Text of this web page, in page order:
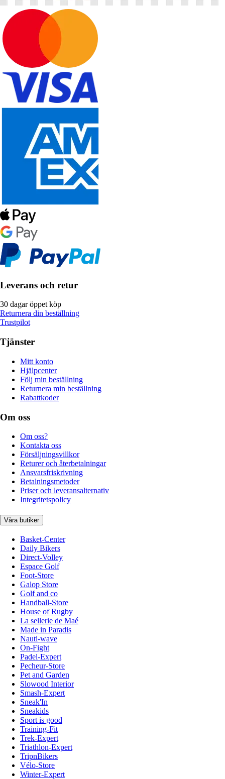
Leverans och retur
30 dagar öppet köp
Returnera din beställning
Trustpilot
Tjänster
Mitt konto
Hjälpcenter
Följ min beställning
Returnera min beställning
Rabattkoder
Om oss
Om oss?
Kontakta oss
Försäljningsvillkor
Returer och återbetalningar
Ansvarsfriskrivning
Betalningsmetoder
Priser och leveransalternativ
Integritetspolicy
Våra butiker
Basket-Center
Daily Bikers
Direct-Volley
Espace Golf
Foot-Store
Galop Store
Golf and co
Handball-Store
House of Rugby
La sellerie de Maé
Made in Paradis
Nauti-wave
On-Fight
Padel-Expert
Pecheur-Store
Pet and Garden
Slowood Interior
Smash-Expert
Sneak'In
Sneakids
Sport is good
Training-Fit
Trek-Expert
Triathlon-Expert
TripnBikers
Vélo-Store
Winter-Expert